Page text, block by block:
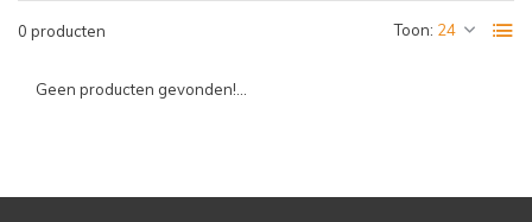
0 producten Toon:
Geen producten gevonden!...